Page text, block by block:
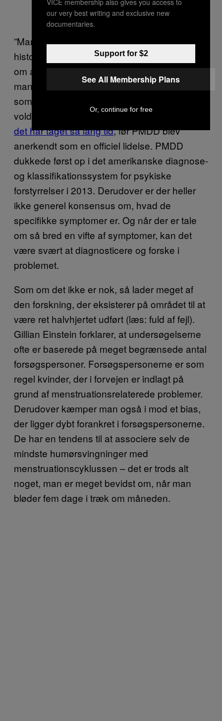
”Mange kvinder og feminismeaktivister har
historisk set været modvilje overfor tanken
om at klassificere PMS som en lidelse, fordi
man frygtede, at det ville fremstille kvinder
som skrøbelige væsener i deres hormoners
vold,” siger hun. Det er også grunden til, at
det har taget så lang tid, før PMDD blev
anerkendt som en officiel lidelse. PMDD
dukkede først op i det amerikanske diagnose-
og klassifikationssystem for psykiske
forstyrrelser i 2013. Derudover er der heller
ikke generel konsensus om, hvad de
specifikke symptomer er. Og når der er tale
om så bred en vifte af symptomer, kan det
være svært at diagnosticere og forske i
problemet.
Som om det ikke er nok, så lader meget af
den forskning, der eksisterer på området til at
være ret halvhjertet udført (læs: fuld af fejl).
Gillian Einstein forklarer, at undersøgelserne
ofte er baserede på meget begrænsede antal
forsøgspersoner. Forsøgspersonerne er som
regel kvinder, der i forvejen er indlagt på
grund af menstruationsrelaterede problemer.
Derudover kæmper man også i mod et bias,
der ligger dybt forankret i forsøgspersonerne.
De har en tendens til at associere selv de
mindste humørsvingninger med
menstruationscyklussen – det er trods alt
noget, man er meget bevidst om, når man
bløder fem dage i træk om måneden.
our very best writing and exclusive new
documentaries.
Support for $2
See All Membership Plans
Or, continue for free